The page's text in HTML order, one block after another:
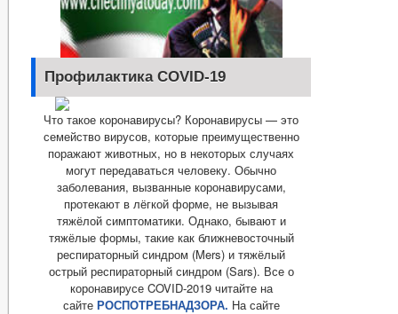
Профилактика COVID-19
Что такое коронавирусы? Коронавирусы — это
семейство вирусов, которые преимущественно
поражают животных, но в некоторых случаях
могут передаваться человеку. Обычно
заболевания, вызванные коронавирусами,
протекают в лёгкой форме, не вызывая
тяжёлой симптоматики. Однако, бывают и
тяжёлые формы, такие как ближневосточный
респираторный синдром (Mers) и тяжёлый
острый респираторный синдром (Sars). Все о
коронавирусе COVID-2019 читайте на
сайте РОСПОТРЕБНАДЗОРА. На сайте